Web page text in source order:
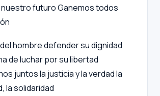
futuroGanemos todos
hombre defender su dignidad
de luchar por su libertad
juntos la justicia y la verdadla
la solidaridad